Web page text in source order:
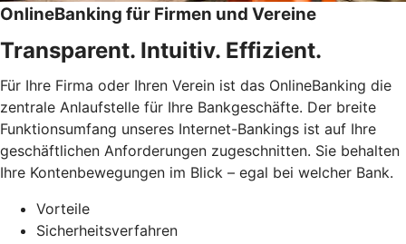
OnlineBanking für Firmen und Vereine
Transparent. Intuitiv. Effizient.
Für Ihre Firma oder Ihren Verein ist das OnlineBanking die
zentrale Anlaufstelle für Ihre Bankgeschäfte. Der breite
Funktionsumfang unseres Internet-Bankings ist auf Ihre
geschäftlichen Anforderungen zugeschnitten. Sie behalten
Ihre Kontenbewegungen im Blick – egal bei welcher Bank.
Vorteile
Sicherheitsverfahren